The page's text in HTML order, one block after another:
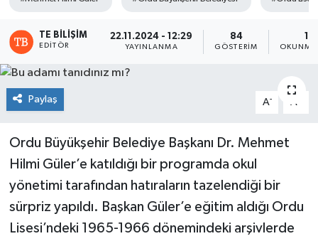
TE BILIŞIM
EDITÖR
22.11.2024 - 12:29
YAYINLANMA
84
GÖSTERIM
1
OKUNMA
Paylaş A- A
Ordu Büyükşehir Belediye Başkanı Dr. Mehmet
Hilmi Güler’e katıldığı bir programda okul
yönetimi tarafından hatıraların tazelendiği bir
sürpriz yapıldı. Başkan Güler’e eğitim aldığı Ordu
Lisesi’ndeki 1965-1966 dönemindeki arşivlerde
Haber Arşivi